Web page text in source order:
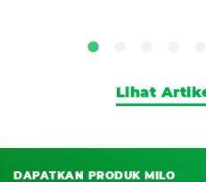
Lihat
DAPATKAN PRODUK MILO